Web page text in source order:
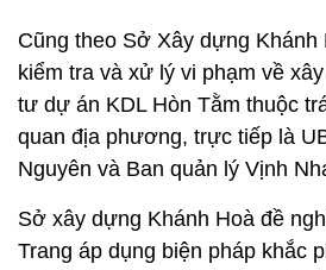
Cũng theo Sở Xây dựng Khánh
kiểm tra và xử lý vi phạm về
tư dự án KDL Hòn Tằm thuộc
quan địa phương, trực tiếp là
Nguyên và Ban quản lý Vịnh
Sở xây dựng Khánh Hoà đề
Trang áp dụng biện pháp khắc